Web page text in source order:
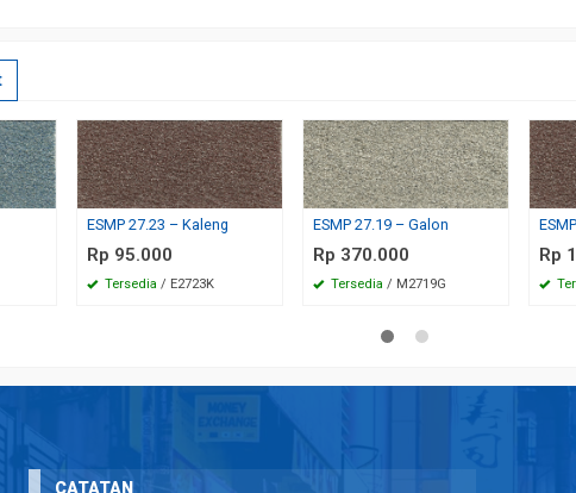
ESMP 27.23 – Kaleng
Rp 95.000
Tersedia / E2723K
ESMP 27.19 – Galon
Rp 370.000
Tersedia / M2719G
Rp
CATATAN